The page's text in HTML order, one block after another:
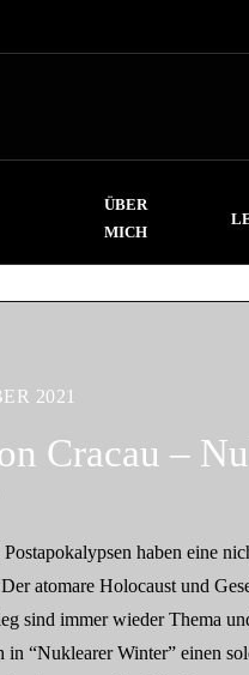
ÜBER
MICH
2021
Cracau –
haben eine
atomare Holocaust und
sind immer wieder Thema
in “Nuklearer Winter” einen